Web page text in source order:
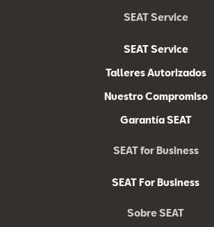
SEAT Service
SEAT Service
Talleres Autorizados
Nuestro Compromiso
Garantía SEAT
SEAT for Business
SEAT For Business
Sobre SEAT